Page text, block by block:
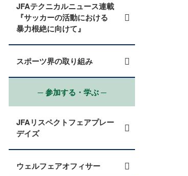
JFAテクニカルニュース連載
『サッカーの活動における
暴力根絶に向けて』
スポーツ界の取り組み
─ 参加する・学ぶ ─
JFAリスペクトフェアプレー
デイズ
ウェルフェアオフィサー